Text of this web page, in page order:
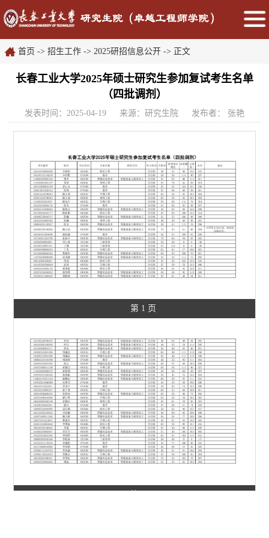
首页 -> 招生工作 -> 2025研招信息公开 -> 正文
长春工业大学2025年硕士研究生参加复试考生名单
（四批调剂）
发表时间：2025-04-19 来源：研究生院 发布者： 张艳
第 1 页